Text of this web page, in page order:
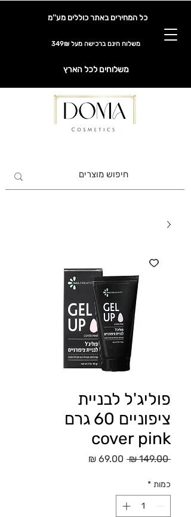
כל המחירים באתר כוללים מע''מ
משלוח חינם ברכישה מעל 349₪
משלוחים לכל הארץ
פוליג'ל לבניית
ציפוניים 60 גרם
cover pink
‏149.00 ‏₪
מחיר
כמות *